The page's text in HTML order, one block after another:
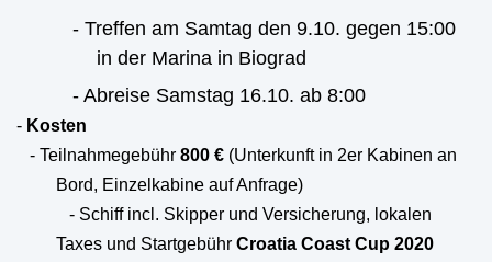
- Treffen am Samtag den 9.10. gegen 15:00
in der Marina in Biograd
- Abreise Samstag 16.10. ab 8:00
- Kosten
- Teilnahmegebühr 800 € (Unterkunft in 2er Kabinen an
Bord, Einzelkabine auf Anfrage)
- Schiff incl. Skipper und Versicherung, lokalen
Taxes und StartgebührCroatia Coast Cup 2020